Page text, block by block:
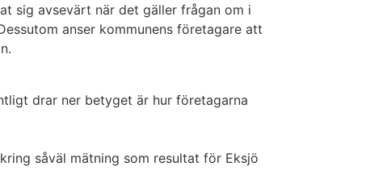
sig avsevärt när det gäller frågan om i
anser kommunens företagare att
drar ner betyget är hur företagarna
såväl mätning som resultat för Eksjö